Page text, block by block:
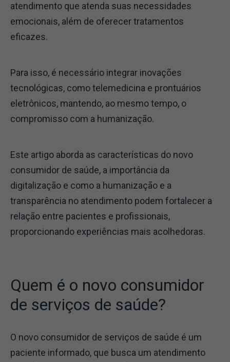
atendimento que atenda suas necessidades
emocionais, além de oferecer tratamentos
eficazes.
Para isso, é necessário integrar inovações
tecnológicas, como telemedicina e prontuários
eletrônicos, mantendo, ao mesmo tempo, o
compromisso com a humanização.
Este artigo aborda as características do novo
consumidor de saúde, a importância da
digitalização e como a humanização e a
transparência no atendimento podem fortalecer a
relação entre pacientes e profissionais,
proporcionando experiências mais acolhedoras.
Quem é o novo consumidor
de serviços de saúde?
O novo consumidor de serviços de saúde é um
paciente informado, que busca um atendimento